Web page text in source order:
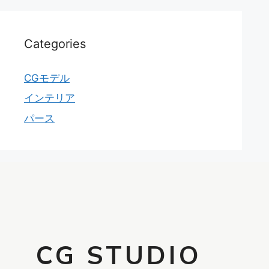
Categories
CGモデル
インテリア
パース
CG STUDIO